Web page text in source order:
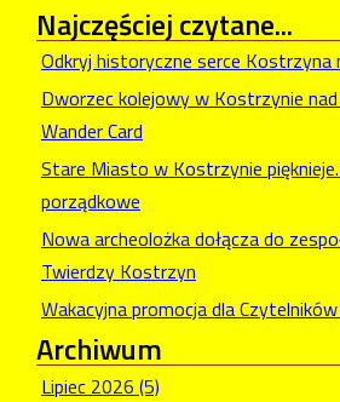
Najczęściejczytane...
Odkryj historyczne serce Kostrzyna
Dworzec kolejowy w Kostrzynie
Wander Card
Stare Miasto w Kostrzynie
porządkowe
Nowa archeolożka dołącza do
Twierdzy Kostrzyn
Wakacyjna promocja dla
Archiwum
Lipiec 2026 (5)